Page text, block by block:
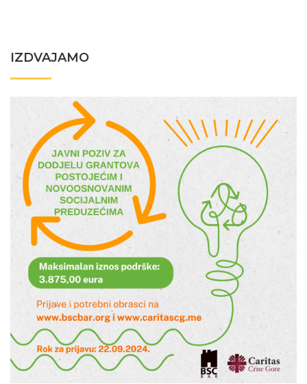
IZDVAJAMO